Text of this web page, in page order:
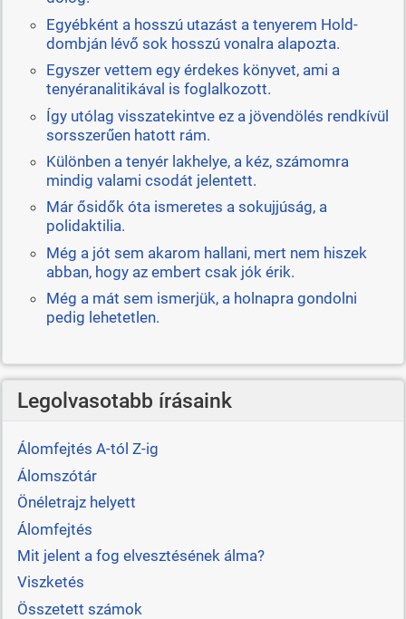
Egyébként a hosszú utazást a tenyerem Hold-
dombján lévő sok hosszú vonalra alapozta.
Egyszer vettem egy érdekes könyvet, ami a
tenyéranalitikával is foglalkozott.
Így utólag visszatekintve ez a jövendölés rendkívül
sorsszerűen hatott rám.
Különben a tenyér lakhelye, a kéz, számomra
mindig valami csodát jelentett.
Már ősidők óta ismeretes a sokujjúság, a
polidaktilia.
Még a jót sem akarom hallani, mert nem hiszek
abban, hogy az embert csak jók érik.
Még a mát sem ismerjük, a holnapra gondolni
pedig lehetetlen.
Legolvasotabb írásaink
Álomfejtés A-tól Z-ig
Álomszótár
Önéletrajz helyett
Álomfejtés
Mit jelent a fog elvesztésének álma?
Viszketés
Összetett számok